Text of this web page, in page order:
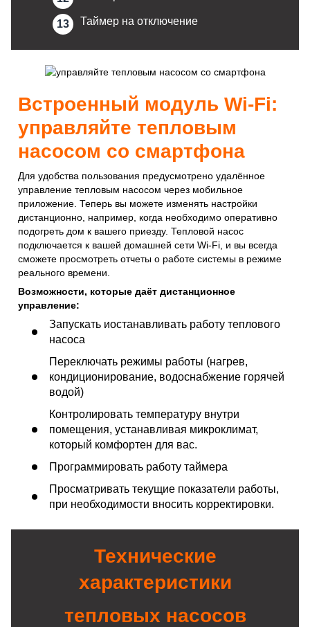
Таймер на отключение
Встроенный модуль Wi-Fi:
управляйте тепловым
насосом со смартфона
Для удобства пользования предусмотрено удалённое
управление тепловым насосом через мобильное
приложение. Теперь вы можете изменять настройки
дистанционно, например, когда необходимо оперативно
подогреть дом к вашего приезду. Тепловой насос
подключается к вашей домашней сети Wi-Fi, и вы всегда
сможете просмотреть отчеты о работе системы в режиме
реального времени.
Возможности, которые даёт дистанционное
управление:
Запускать иостанавливать работу теплового
насоса
Переключать режимы работы (нагрев,
кондиционирование, водоснабжение горячей
водой)
Контролировать температуру внутри
помещения, устанавливая микроклимат,
который комфортен для вас.
Программировать работу таймера
Просматривать текущие показатели работы,
при необходимости вносить корректировки.
Технические
характеристики
тепловых насосов